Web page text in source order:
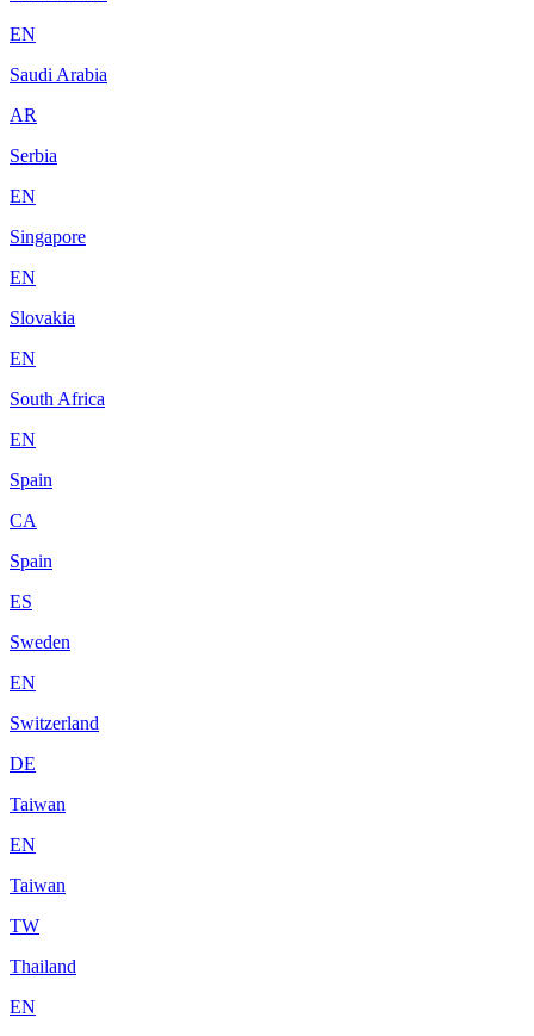
EN
Saudi Arabia
AR
Serbia
EN
Singapore
EN
Slovakia
EN
South Africa
EN
Spain
CA
Spain
ES
Sweden
EN
Switzerland
DE
Taiwan
EN
Taiwan
TW
Thailand
EN